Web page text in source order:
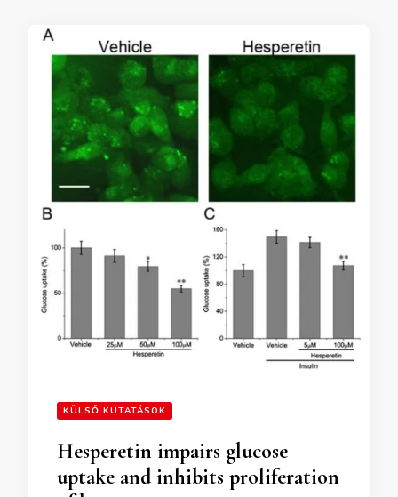
KÜLSŐ KUTATÁSOK
Hesperetin impairs glucose
uptake and inhibits proliferation